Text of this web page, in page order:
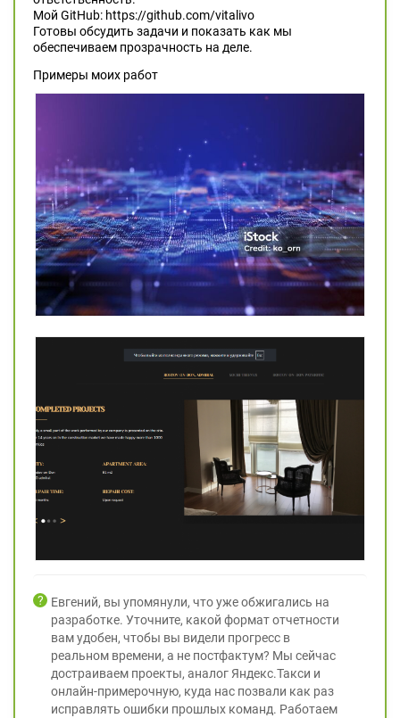
Мой GitHub: https://github.com/vitalivo
Готовы обсудить задачи и показать как мы
обеспечиваем прозрачность на деле.
Примеры моих работ
Евгений, вы упомянули, что уже обжигались на
разработке. Уточните, какой формат отчетности
вам удобен, чтобы вы видели прогресс в
реальном времени, а не постфактум? Мы сейчас
достраиваем проекты, аналог Яндекс.Такси и
онлайн-примерочную, куда нас позвали как раз
исправлять ошибки прошлых команд. Работаем